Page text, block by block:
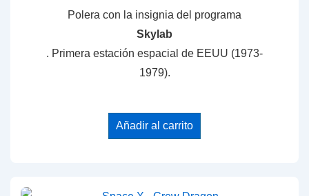
Polera con la insignia del programa
Skylab
. Primera estación espacial de EEUU (1973-
1979).
Añadir al carrito